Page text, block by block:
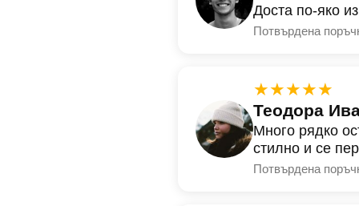
Доста по-яко
Потвърдена
★★★★★
Теодора
Много рядко
стилно и се
Потвърдена